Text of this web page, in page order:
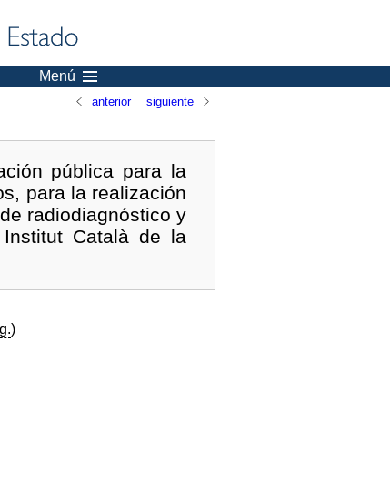
Menú
anterior siguiente
pública para la
para la realización
radiodiagnóstico y
Català de la
)